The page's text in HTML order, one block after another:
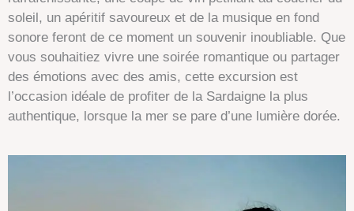
soleil, un apéritif savoureux et de la musique en fond
sonore feront de ce moment un souvenir inoubliable. Que
vous souhaitiez vivre une soirée romantique ou partager
des émotions avec des amis, cette excursion est
l’occasion idéale de profiter de la Sardaigne la plus
authentique, lorsque la mer se pare d’une lumière dorée.